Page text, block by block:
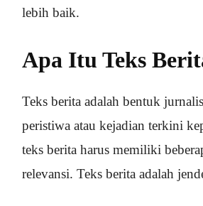
lebih baik.
Apa Itu Teks
Teks berita adalah bentuk
peristiwa atau kejadian terkini
teks berita harus memiliki
relevansi. Teks berita adalah